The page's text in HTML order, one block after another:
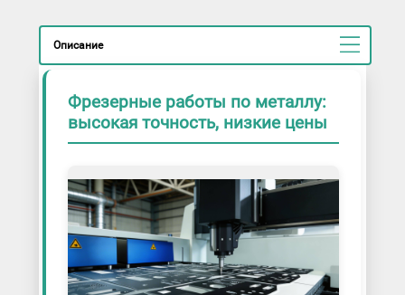
Описание
Фрезерные работы по металлу:
высокая точность, низкие цены